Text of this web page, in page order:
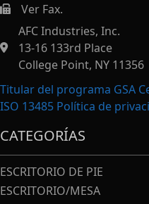
https://afcindustries.com/
Ver Fax.
AFC Industries, Inc.
13-16 133rd Place
College Point, NY 11356
Titular del programa GSA
ISO 13485 Política de
CATEGORÍAS
ESCRITORIO DE PIE
ESCRITORIO/MESA